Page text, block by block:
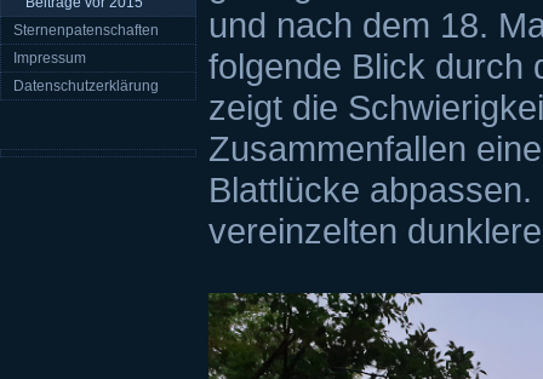
Sternenpatenschaften
Impressum
Datenschutzerklärung
und nach dem 18.
folgende Blick durch
zeigt die
Zusammenfallen
Blattlücke
vereinzelten